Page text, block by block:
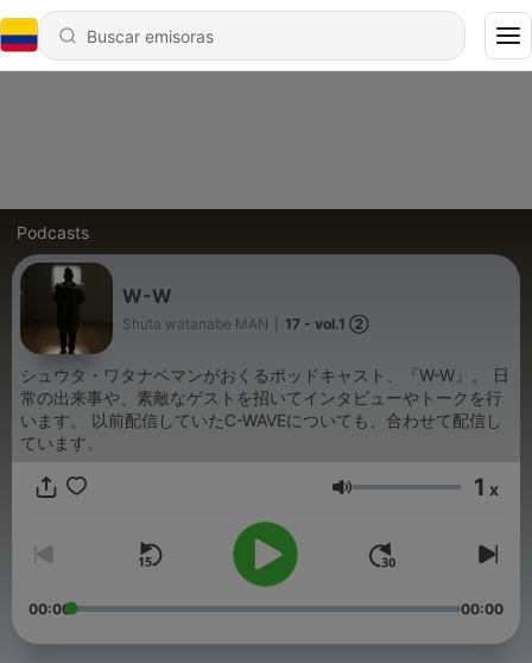
Podcasts
W-W
Shuta watanabe MAN 17 - vol.1 ②
シュウタ・ワタナベマンがおくるポッドキャスト、『W-W』。 日
常の出来事や、素敵なゲストを招いてインタビューやトークを行
います。 以前配信していたC-WAVEについても、合わせて配信し
ています。
Volumen 1 x
00:00 00:00